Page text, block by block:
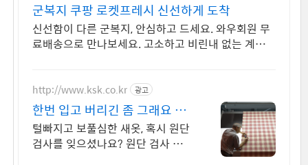
군복지 쿠팡 로켓프레시 신선하게 도착
신선함이 다른 군복지, 안심하고 드세요. 와우회원 무
료배송으로 만나보세요. 고소하고 비린내 없는 계란,
http://www.ksk.co.kr 광고
한번 입고 버리긴 좀 그래요 Sin
ce 1992
털빠지고 보풀심한 새옷, 혹시 원단
검사를 잊으셨나요? 원단 검사 대표